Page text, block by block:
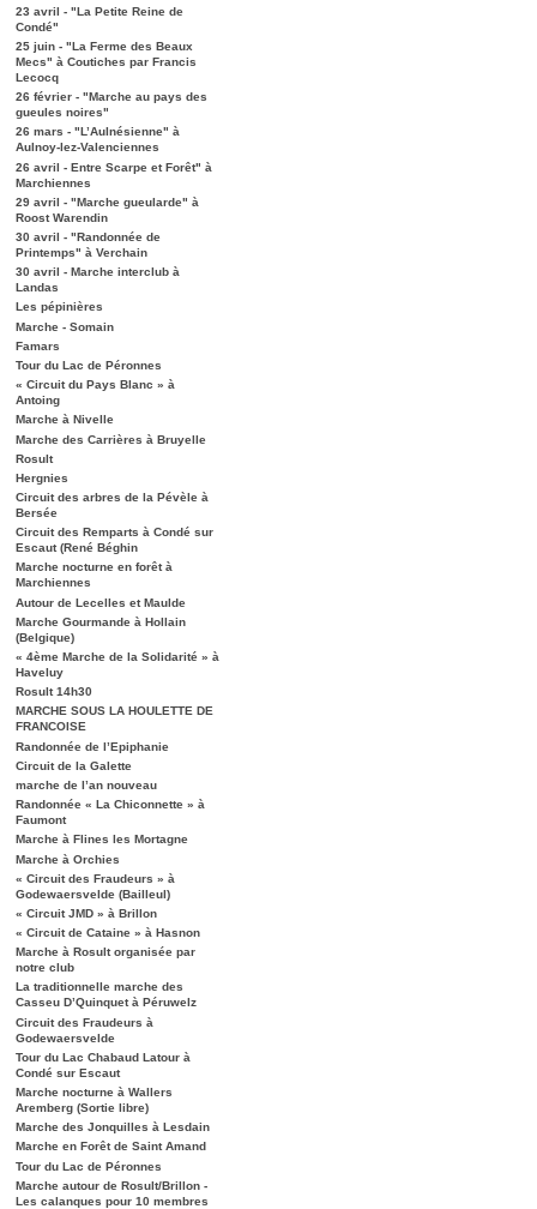
23 avril - "La Petite Reine de
Condé"
25 juin - "La Ferme des Beaux
Mecs" à Coutiches par Francis
Lecocq
26 février - "Marche au pays des
gueules noires"
26 mars - "L’Aulnésienne" à
Aulnoy-lez-Valenciennes
26 avril - Entre Scarpe et Forêt" à
Marchiennes
29 avril - "Marche gueularde" à
Roost Warendin
30 avril - "Randonnée de
Printemps" à Verchain
30 avril - Marche interclub à
Landas
Les pépinières
Marche - Somain
Famars
Tour du Lac de Péronnes
« Circuit du Pays Blanc » à
Antoing
Marche à Nivelle
Marche des Carrières à Bruyelle
Rosult
Hergnies
Circuit des arbres de la Pévèle à
Bersée
Circuit des Remparts à Condé sur
Escaut (René Béghin
Marche nocturne en forêt à
Marchiennes
Autour de Lecelles et Maulde
Marche Gourmande à Hollain
(Belgique)
« 4ème Marche de la Solidarité » à
Haveluy
Rosult 14h30
MARCHE SOUS LA HOULETTE DE
FRANCOISE
Randonnée de l’Epiphanie
Circuit de la Galette
marche de l’an nouveau
Randonnée « La Chiconnette » à
Faumont
Marche à Flines les Mortagne
Marche à Orchies
« Circuit des Fraudeurs » à
Godewaersvelde (Bailleul)
« Circuit JMD » à Brillon
« Circuit de Cataine » à Hasnon
Marche à Rosult organisée par
notre club
La traditionnelle marche des
Casseu D’Quinquet à Péruwelz
Circuit des Fraudeurs à
Godewaersvelde
Tour du Lac Chabaud Latour à
Condé sur Escaut
Marche nocturne à Wallers
Aremberg (Sortie libre)
Marche des Jonquilles à Lesdain
Marche en Forêt de Saint Amand
Tour du Lac de Péronnes
Marche autour de Rosult/Brillon -
Les calanques pour 10 membres